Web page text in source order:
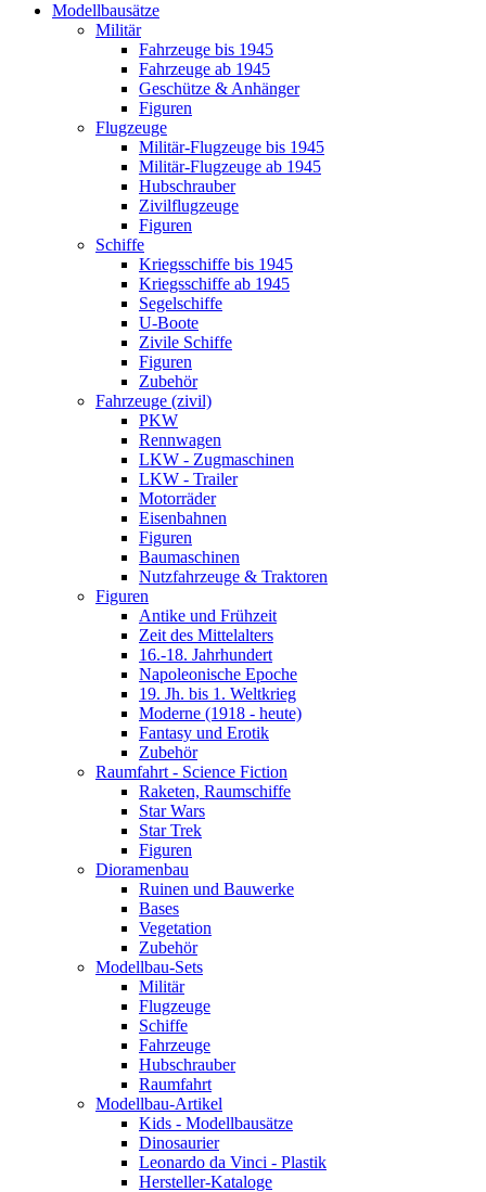
Modellbausätze
Militär
Fahrzeuge bis 1945
Fahrzeuge ab 1945
Geschütze & Anhänger
Figuren
Flugzeuge
Militär-Flugzeuge bis 1945
Militär-Flugzeuge ab 1945
Hubschrauber
Zivilflugzeuge
Figuren
Schiffe
Kriegsschiffe bis 1945
Kriegsschiffe ab 1945
Segelschiffe
U-Boote
Zivile Schiffe
Figuren
Zubehör
Fahrzeuge (zivil)
PKW
Rennwagen
LKW - Zugmaschinen
LKW - Trailer
Motorräder
Eisenbahnen
Figuren
Baumaschinen
Nutzfahrzeuge & Traktoren
Figuren
Antike und Frühzeit
Zeit des Mittelalters
16.-18. Jahrhundert
Napoleonische Epoche
19. Jh. bis 1. Weltkrieg
Moderne (1918 - heute)
Fantasy und Erotik
Zubehör
Raumfahrt - Science Fiction
Raketen, Raumschiffe
Star Wars
Star Trek
Figuren
Dioramenbau
Ruinen und Bauwerke
Bases
Vegetation
Zubehör
Modellbau-Sets
Militär
Flugzeuge
Schiffe
Fahrzeuge
Hubschrauber
Raumfahrt
Modellbau-Artikel
Kids - Modellbausätze
Dinosaurier
Leonardo da Vinci - Plastik
Hersteller-Kataloge